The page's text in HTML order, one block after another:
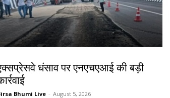
धंसाव पर एनएचएआई की बड़ी
Bhumi Live - August 5, 2026